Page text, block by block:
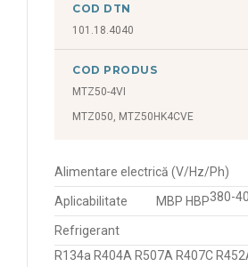
COD DTN
101.18.4040
COD PRODUS
MTZ50-4VI
MTZ050, MTZ50HK4CVE
Alimentare electrică (V/Hz/Ph)
380-
Aplicabilitate MBP HBP
Refrigerant
R134a R404A R507A R407C